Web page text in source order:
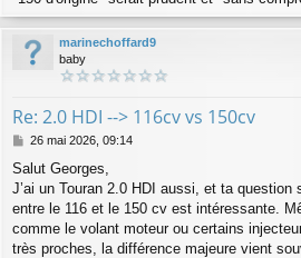
marinechoffard9
baby
Re: 2.0 HDI --> 116cv vs 150cv
M
s
s
a
g
e
26 mai 2026, 09:14
Salut Georges,
J’ai un Touran 2.0 HDI aussi, et ta question
entre le 116 et le 150 cv est intéressante.
comme le volant moteur ou certains
très proches, la différence majeure vient